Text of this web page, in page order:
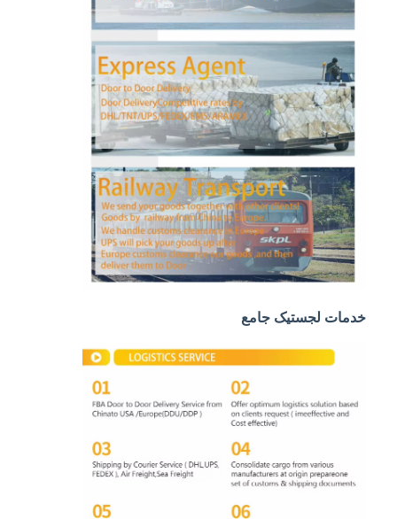
حمل و نقل دریایی
حمل و نقل DDP از چین
حمل و نقل اکسپرس
حمل و نقل ریلی
ارسال به آمازون
باربری کامیون
خدمات انبار
خدمات لجستیک جامع